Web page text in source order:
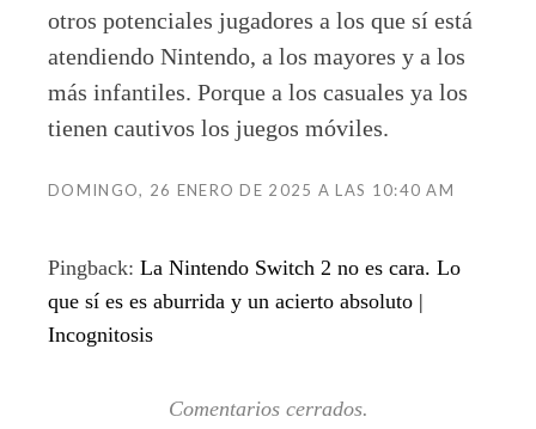
otros potenciales jugadores a los que sí está
atendiendo Nintendo, a los mayores y a los
más infantiles. Porque a los casuales ya los
tienen cautivos los juegos móviles.
DOMINGO, 26 ENERO DE 2025 A LAS 10:40 AM
Pingback: La Nintendo Switch 2 no es cara. Lo
que sí es es aburrida y un acierto absoluto |
Incognitosis
Comentarios cerrados.